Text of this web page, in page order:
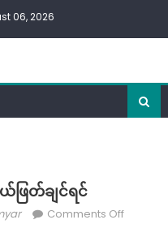
06, 2026
ြတ်ချင်ရင်
Comments Offon